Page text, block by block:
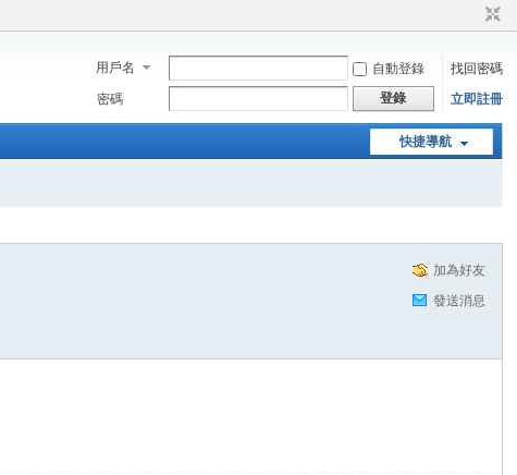
用戶名 自動登錄
找回密碼
密碼
登錄 立即註冊
快捷導航
加為好友
發送消息